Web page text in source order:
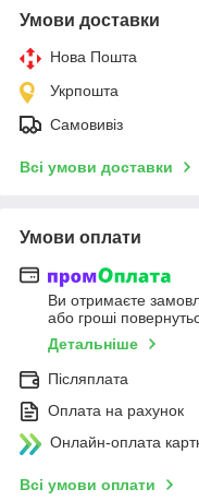
Умови доставки
Нова Пошта
Укрпошта
Самовивіз
Всі умови доставки
Умови оплати
Ви отримаєте
або гроші
Детальніше
Післяплата
Оплата на рахунок
Онлайн-оплата
Всі умови оплати